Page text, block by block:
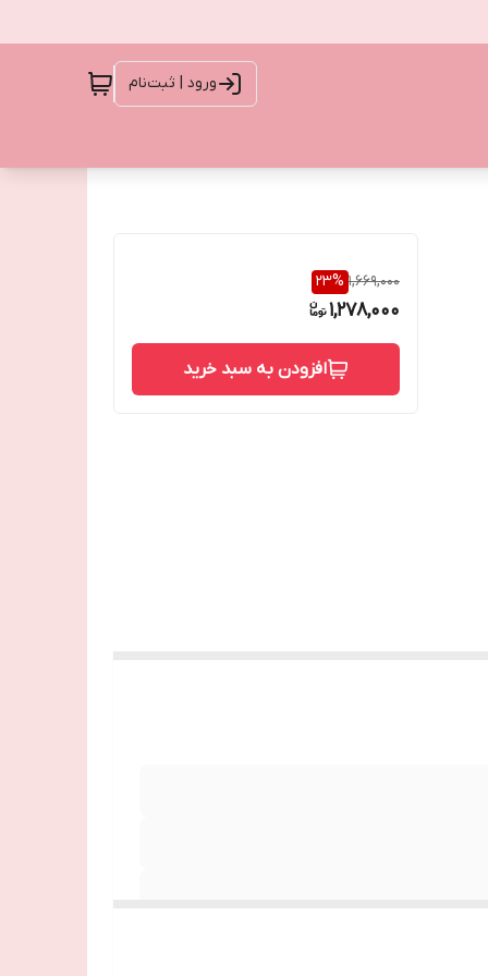
ورود | ثبت‌نام
1,669,000
23%
1,278,000
افزودن به سبد خرید